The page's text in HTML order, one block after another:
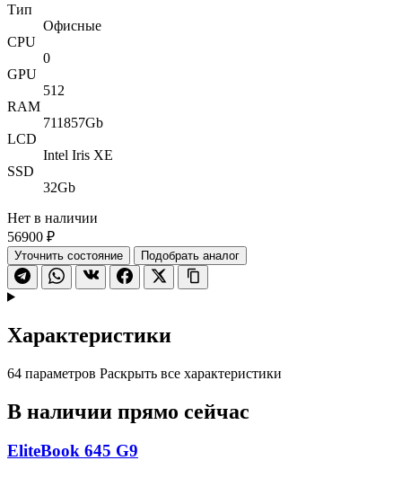
Тип
Офисные
CPU
0
GPU
512
RAM
711857Gb
LCD
Intel Iris XE
SSD
32Gb
Нет в наличии
56900 ₽
Уточнить состояние Подобрать аналог
Характеристики
64 параметров Раскрыть все характеристики
В наличии прямо сейчас
EliteBook 645 G9